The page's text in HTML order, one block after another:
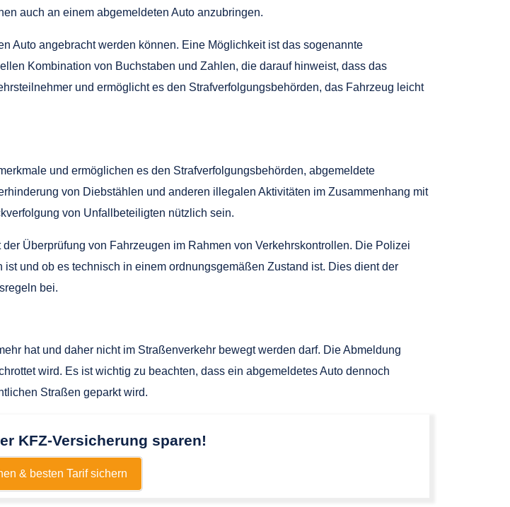
auch an einem abgemeldeten Auto anzubringen.
Auto angebracht werden können. Eine Möglichkeit ist das sogenannte
Kombination von Buchstaben und Zahlen, die darauf hinweist, dass das
und ermöglicht es den Strafverfolgungsbehörden, das Fahrzeug leicht
und ermöglichen es den Strafverfolgungsbehörden, abgemeldete
von Diebstählen und anderen illegalen Aktivitäten im Zusammenhang mit
von Unfallbeteiligten nützlich sein.
Überprüfung von Fahrzeugen im Rahmen von Verkehrskontrollen. Die Polizei
und ob es technisch in einem ordnungsgemäßen Zustand ist. Dies dient der
bei.
hat und daher nicht im Straßenverkehr bewegt werden darf. Die Abmeldung
wird. Es ist wichtig zu beachten, dass ein abgemeldetes Auto dennoch
Straßen geparkt wird.
KFZ-Versicherung sparen!
& besten Tarif sichern